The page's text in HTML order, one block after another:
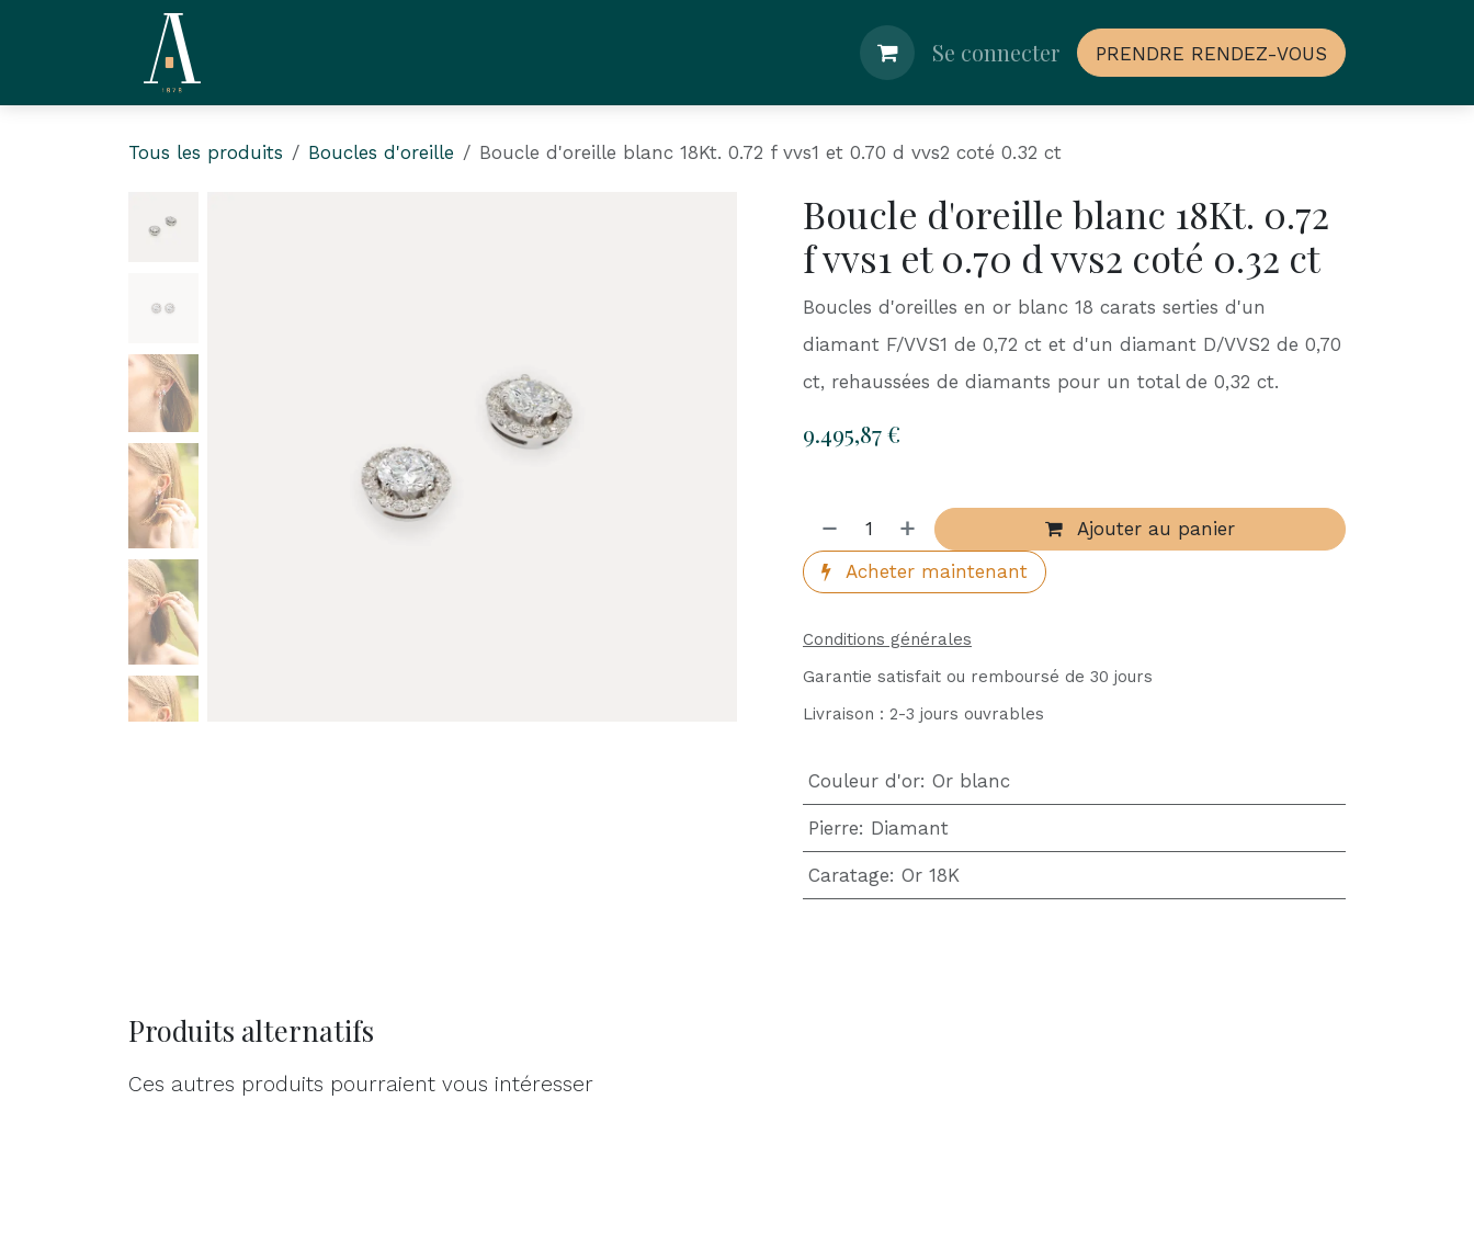
Se rendre au contenu
Nos Conseils Se connecter PRENDRE RENDEZ-VOUS
Tous les produits Boucles d'oreille Boucle d'oreille blanc 18Kt. 0.72 f vvs1 et 0.70 d vvs2 coté 0.32 ct
Boucle d'oreille blanc 18Kt. 0.72
f vvs1 et 0.70 d vvs2 coté 0.32 ct
Boucles d'oreilles en or blanc 18 carats serties d'un
diamant F/VVS1 de 0,72 ct et d'un diamant D/VVS2 de 0,70
ct, rehaussées de diamants pour un total de 0,32 ct.
9.495,87€
Ajouter au panier
Acheter maintenant
Conditions générales
Garantie satisfait ou remboursé de 30 jours
Livraison : 2-3 jours ouvrables
Couleur d'or: Or blanc
Pierre: Diamant
Caratage: Or 18K
Produits alternatifs
Ces autres produits pourraient vous intéresser